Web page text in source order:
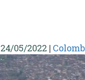
24/05/2022 |